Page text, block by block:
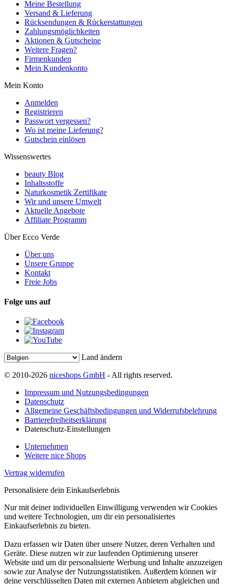
Meine Bestellung
Versand & Lieferung
Rücksendungen & Rückerstattungen
Zahlungsmöglichkeiten
Aktionen & Gutscheine
Weitere Fragen?
Firmenkunden
Mein Kundenkonto
Mein Konto
Anmelden
Registrieren
Passwort vergessen?
Wo ist meine Lieferung?
Gutschein einlösen
Wissenswertes
beauty Blog
Inhaltsstoffe
Naturkosmetik Zertifikate
Wir und unsere Umwelt
Aktuelle Angebote
Affiliate Programm
Über Ecco Verde
Über uns
Unsere Gruppe
Kontakt
Freie Jobs
Folge uns auf
Land ändern
© 2010-2026 niceshops GmbH - All rights reserved.
Impressum und Nutzungsbedingungen
Datenschutz
Allgemeine Geschäftsbedingungen und Widerrufsbelehrung
Barrierefreiheitserklärung
Datenschutz-Einstellungen
Unternehmen
Weitere nice Shops
Vertrag widerrufen
Personalisiere dein Einkaufserlebnis
Nur mit deiner individuellen Einwilligung verwenden wir Cookies
und weitere Technologien, um dir ein personalisiertes
Einkaufserlebnis zu bieten.
Dazu erfassen wir Daten über unsere Nutzer, deren Verhalten und
Geräte. Diese nutzen wir zur laufenden Optimierung unserer
Website und um dir personalisierte Werbung und Inhalte anzuzeigen
sowie zur Analyse der Nutzungsstatistiken. Außerdem können wir
deine verschlüsselten Daten mit externen Anbietern abgleichen und